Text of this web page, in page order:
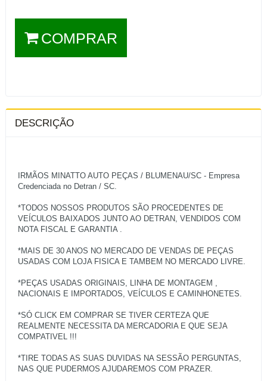
COMPRAR
DESCRIÇÃO
IRMÃOS MINATTO AUTO PEÇAS / BLUMENAU/SC - Empresa
Credenciada no Detran / SC.
*TODOS NOSSOS PRODUTOS SÃO PROCEDENTES DE
VEÍCULOS BAIXADOS JUNTO AO DETRAN, VENDIDOS COM
NOTA FISCAL E GARANTIA .
*MAIS DE 30 ANOS NO MERCADO DE VENDAS DE PEÇAS
USADAS COM LOJA FISICA E TAMBEM NO MERCADO LIVRE.
*PEÇAS USADAS ORIGINAIS, LINHA DE MONTAGEM ,
NACIONAIS E IMPORTADOS, VEÍCULOS E CAMINHONETES.
*SÓ CLICK EM COMPRAR SE TIVER CERTEZA QUE
REALMENTE NECESSITA DA MERCADORIA E QUE SEJA
COMPATIVEL !!!
*TIRE TODAS AS SUAS DUVIDAS NA SESSÃO PERGUNTAS,
NAS QUE PUDERMOS AJUDAREMOS COM PRAZER.